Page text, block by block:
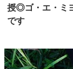
授◎ゴ・エ・ミ
です